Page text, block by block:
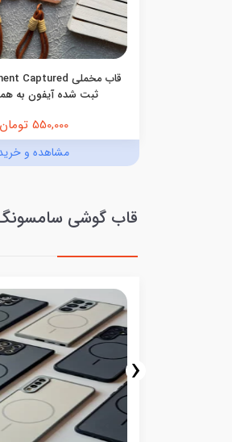
ثبت شده آیفون به
550,000 تومان
مشاهده و
قاب گوشی
‹